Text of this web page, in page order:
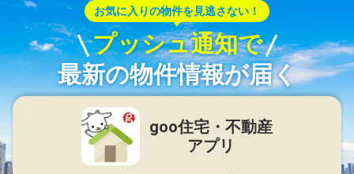
お気に入りの物件を見逃さない！
プッシュ通知で
最新の物件情報が届く
goo住宅・不動産
アプリ